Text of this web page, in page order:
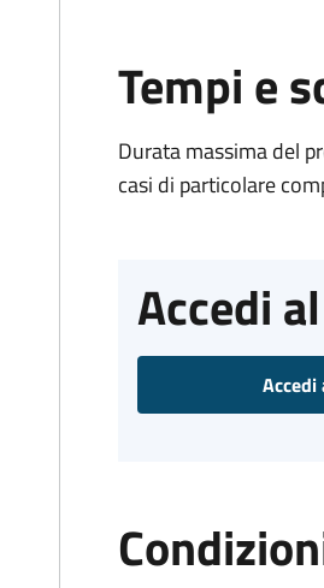
Tempi e
Durata massima del
casi di particolare
Accedi
Accedi